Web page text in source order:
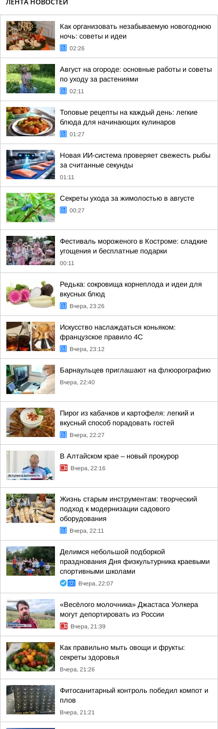
Как организовать незабываемую новогоднюю
ночь: советы и идеи
02:26
Август на огороде: основные работы и советы
по уходу за растениями
02:11
Топовые рецепты на каждый день: легкие
блюда для начинающих кулинаров
01:27
Новая ИИ-система проверяет свежесть рыбы
за считанные секунды
01:11
Секреты ухода за жимолостью в августе
00:27
Фестиваль мороженого в Костроме: сладкие
угощения и бесплатные подарки
00:11
Редька: сокровища корнеплода и идеи для
вкусных блюд
Вчера, 23:26
Искусство наслаждаться коньяком:
французское правило 4С
Вчера, 23:12
Барнаульцев приглашают на флюорографию
Вчера, 22:40
Пирог из кабачков и картофеля: легкий и
вкусный способ порадовать гостей
Вчера, 22:27
В Алтайском крае – новый прокурор
Вчера, 22:16
Жизнь старым инструментам: творческий
подход к модернизации садового
оборудования
Вчера, 22:11
Делимся небольшой подборкой
празднования Дня физкультурника краевыми
спортивными школами
Вчера, 22:07
«Весёлого молочника» Джастаса Уолкера
могут депортировать из России
Вчера, 21:39
Как правильно мыть овощи и фрукты:
секреты здоровья
Вчера, 21:26
Фитосанитарный контроль победил компот и
плов
Вчера, 21:21